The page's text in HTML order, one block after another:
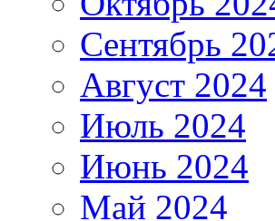
Сентябрь
Август 2024
Июль 2024
Июнь 2024
Май 2024